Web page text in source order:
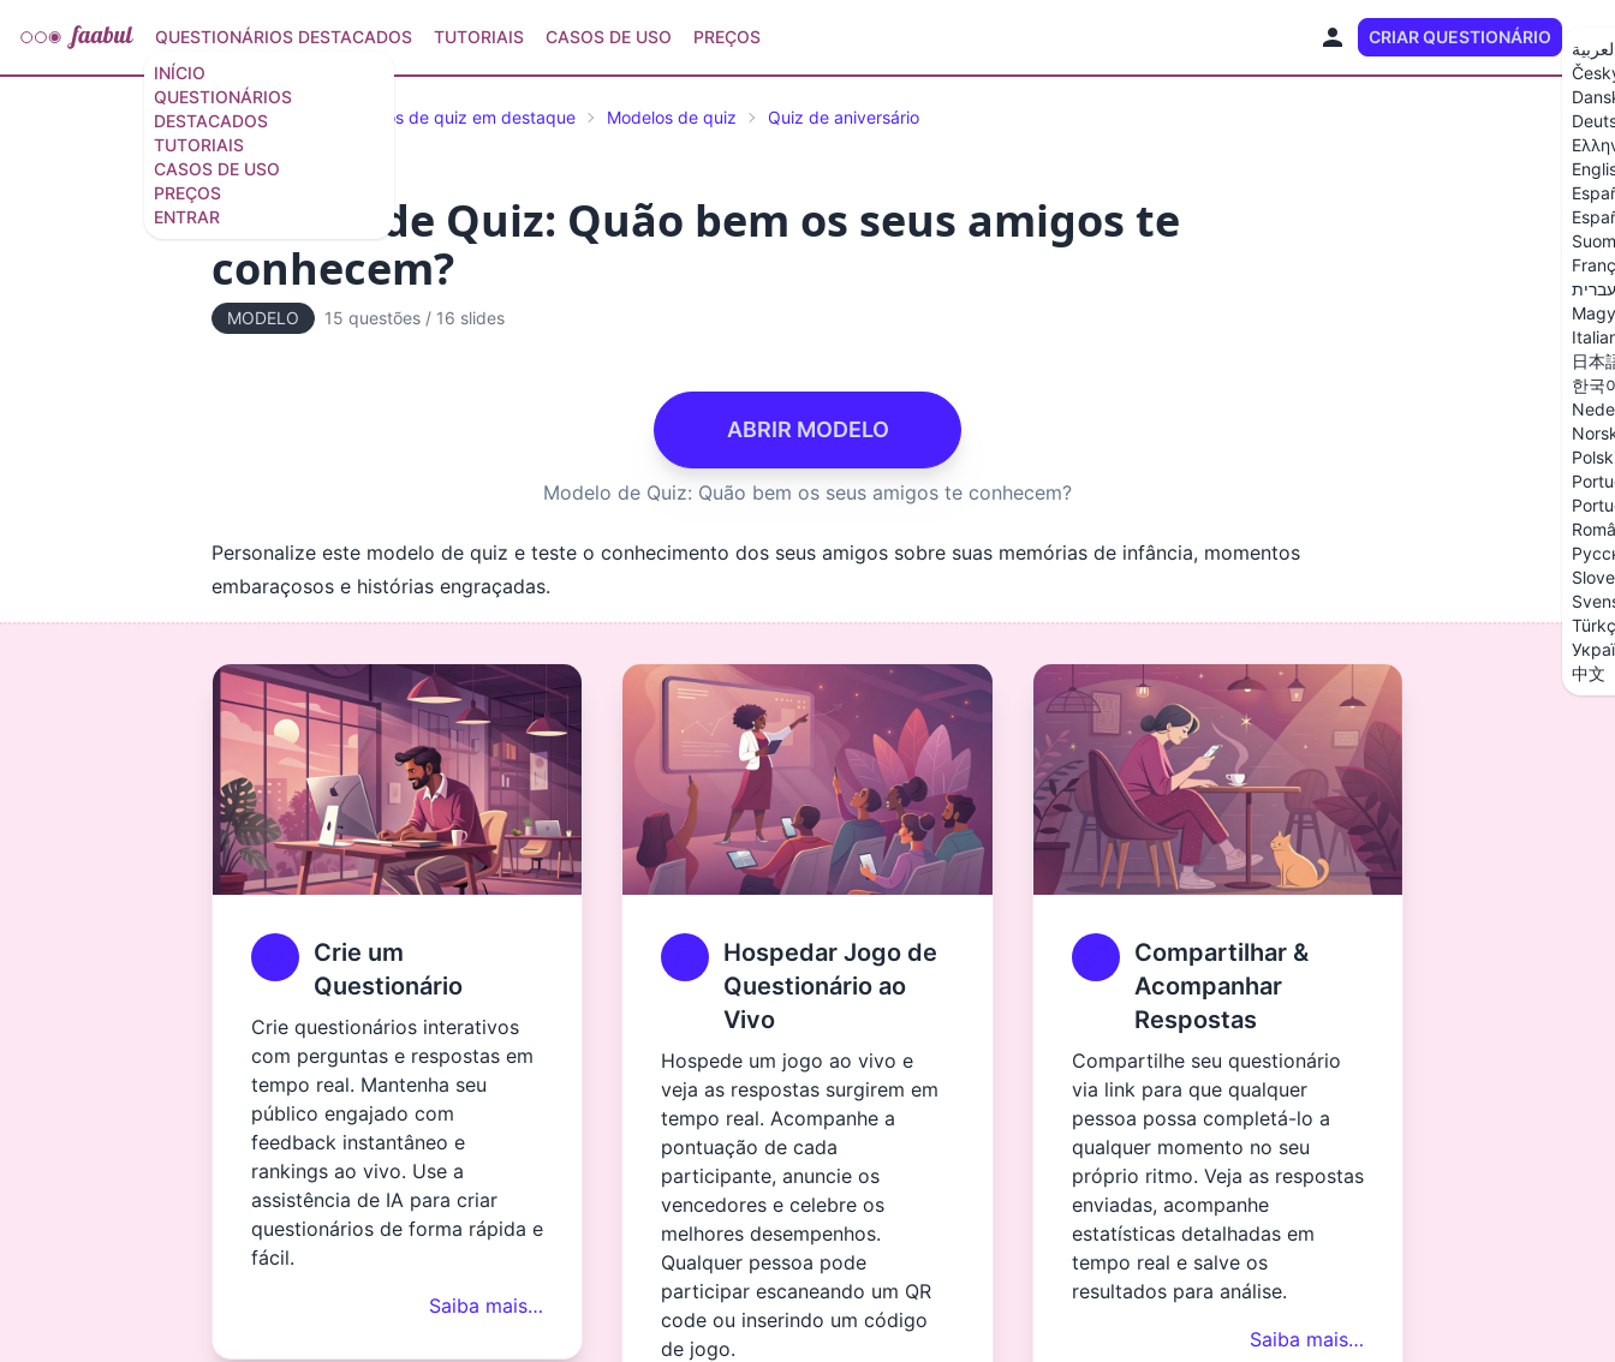
INÍCIO
QUESTIONÁRIOS
DESTACADOS
TUTORIAIS
CASOS DE USO
PREÇOS
ENTRAR
QUESTIONÁRIOS DESTACADOS TUTORIAIS CASOS DE USO PREÇOS CRIAR QUESTIONÁRIO
עברית
日本
한국
中文
Questionários e modelos de quiz em destaque Modelos de quiz Quiz de aniversário
Modelo de Quiz: Quão bem os seus amigos te
conhecem?
MODELO 15 questões / 16 slides
ABRIR MODELO
Modelo de Quiz: Quão bem os seus amigos te conhecem?
Personalize este modelo de quiz e teste o conhecimento dos seus amigos sobre suas memórias de infância, momentos
embaraçosos e histórias engraçadas.
Crie um
Questionário
Crie questionários interativos
com perguntas e respostas em
tempo real. Mantenha seu
público engajado com
feedback instantâneo e
rankings ao vivo. Use a
assistência de IA para criar
questionários de forma rápida e
fácil.
Saiba mais…
Hospedar Jogo de
Questionário ao
Vivo
Hospede um jogo ao vivo e
veja as respostas surgirem em
tempo real. Acompanhe a
pontuação de cada
participante, anuncie os
vencedores e celebre os
melhores desempenhos.
Qualquer pessoa pode
participar escaneando um QR
code ou inserindo um código
de jogo.
Compartilhar &
Acompanhar
Respostas
Compartilhe seu questionário
via link para que qualquer
pessoa possa completá-lo a
qualquer momento no seu
próprio ritmo. Veja as respostas
enviadas, acompanhe
estatísticas detalhadas em
tempo real e salve os
resultados para análise.
Saiba mais…